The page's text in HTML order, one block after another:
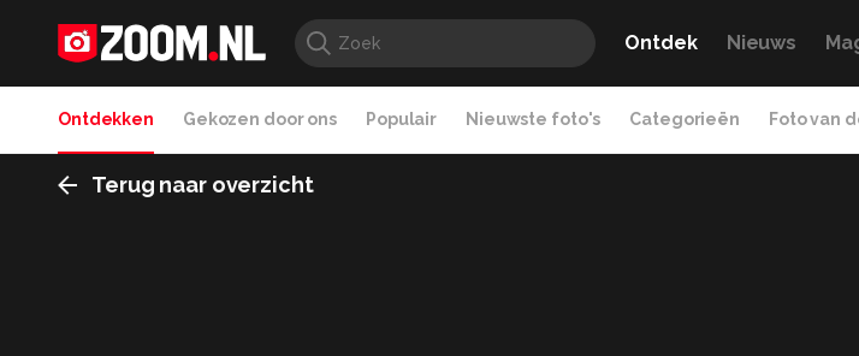
Ontdek Nieuws
Ontdekken Gekozen door ons Populair Nieuwste foto's Categorieën Foto van
Terug naar overzicht